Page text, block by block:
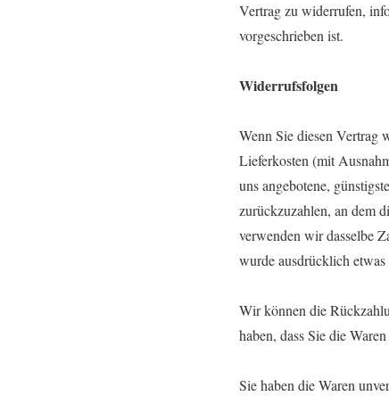
Vertrag zu widerrufen,
vorgeschrieben ist.
Widerrufsfolgen
Wenn Sie diesen Vertrag
Lieferkosten (mit
uns angebotene,
zurückzuzahlen, an dem
verwenden wir dasselbe
wurde ausdrücklich
Wir können die
haben, dass Sie die
Sie haben die Waren